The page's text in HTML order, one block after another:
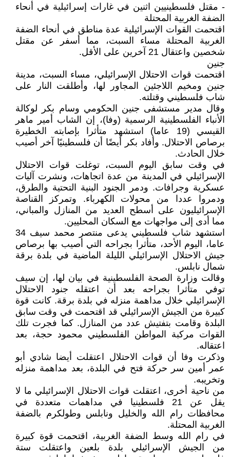
- مقتل فلسطينيين اثنين في غارات إسرائيلية في أنحاء
الضفة الغربية المحتلة
اقتحمت القوات الإسرائيلية عدة مناطق في أنحاء الضفة
الغربية المحتلة مساء السبت، مما أسفر عن مقتل
شخصين واعتقال 21 آخرين على الأقل.
جنين
اقتحمت قوات الاحتلال الإسرائيلي، مساء السبت، مدينة
جنين ومخيم اللاجئين المجاور لها، وأطلقت النار على
شاب فلسطيني وقتلته.
وقال مدير مستشفى جنين الحكومي وسام بكر لوكالة
الأنباء الفلسطينية الرسمية (وفا)، إن الشاب أمير ماهر
القيسي (19 عاما) استشهد متأثرا بإصابته الخطيرة
برصاص الاحتلال. وأفاد بكر أيضًا أن فلسطينيًا آخر أصيب
خلال الحادث.
في وقت سابق اليوم السبت، توغلت قوات الاحتلال
الإسرائيلي في المدينة من عدة اتجاهات، ونشرت آليات
عسكرية وجرافات. ودمر الجنود البنية التحتية والطرق،
ودمروا عددا من محولات الكهرباء. وتمركز القناصة
الإسرائيليون على أسطح العديد من المنازل والمباني،
مما أدى إلى مواجهات مع السكان المحليين.
استشهد شاب فلسطيني يدعى منتصر محمد سيف 34
عاما، اليوم الأحد، متأثرا بجراحه التي أصيب بها برصاص
جيش الاحتلال الإسرائيلي الليلة الماضية في بلدة برقة
شمال نابلس.
وقالت وزارة الصحة الفلسطينية في بيان لها، إن سيف
توفي متأثرا بجراحه بعد أن اعتقله جنود الاحتلال
الإسرائيلي خلال مداهمة منزله في بلدة برقة. كانت قوة
كبيرة من الجيش الإسرائيلي قد اقتحمت في وقت سابق
البلدة وقامت بتفتيش عدد من المنازل. كما فجرت تلك
القوات مركبة المواطن الفلسطيني محمود حجة، بعد
اعتقاله.
وذكرت وفا أن قوات الاحتلال اعتقلت أيضا شادي أبو
عمر أمين سر حركة فتح في البلدة، بعد مداهمة منزله
وتخريبه.
من ناحية أخرى، اعتقلت قوات الاحتلال الإسرائيلي ما لا
يقل عن 21 فلسطينيا في مداهمات متعددة في
محافظات رام الله والخليل ونابلس وطولكرم بالضفة
الغربية المحتلة.
في رام الله وسط الضفة الغربية، اقتحمت قوة كبيرة
من الجيش الإسرائيلي بلدة بلعين واعتقلت ستة